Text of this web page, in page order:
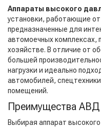
Аппараты высокого
установки, работающие
предназначенные для
автомоечных комплексах,
хозяйстве. В отличие от
большей
нагрузки и идеально
автомобилей,
помещений.
Преимущества
Выбирая аппарат